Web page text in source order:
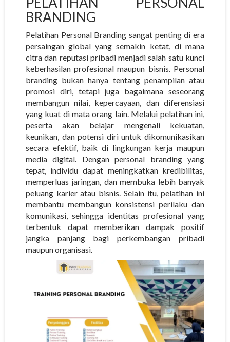
BRANDING
Pelatihan Personal Branding sangat penting di era
persaingan global yang semakin ketat, di mana
citra dan reputasi pribadi menjadi salah satu kunci
keberhasilan profesional maupun bisnis. Personal
branding bukan hanya tentang penampilan atau
promosi diri, tetapi juga bagaimana seseorang
membangun nilai, kepercayaan, dan diferensiasi
yang kuat di mata orang lain. Melalui pelatihan ini,
peserta akan belajar mengenali kekuatan,
keunikan, dan potensi diri untuk dikomunikasikan
secara efektif, baik di lingkungan kerja maupun
media digital. Dengan personal branding yang
tepat, individu dapat meningkatkan kredibilitas,
memperluas jaringan, dan membuka lebih banyak
peluang karier atau bisnis. Selain itu, pelatihan ini
membantu membangun konsistensi perilaku dan
komunikasi, sehingga identitas profesional yang
terbentuk dapat memberikan dampak positif
jangka panjang bagi perkembangan pribadi
maupun organisasi.